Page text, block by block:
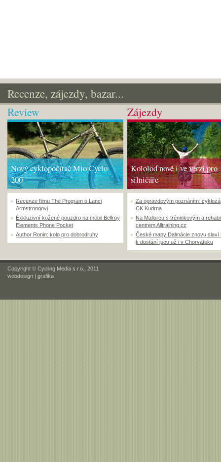
Recenze, zájezdy, bazar...
Review
Nový cyklopočítač Mio Cyclo
200
Recenze filmu The Program o Lanci
Armstrongovi
Exkluzivní kožené pouzdro na mobil Bellroy
Elements Phone Pocket
Author Ronin: kolo pro dobrodruhy
Zájezdy
Kololoď nově i ve verzi pro
silničáře
Za opravdovým poznáním:
CK Kudrna
Na Mallorcu s tréninkovým a
centrem Alltraining.cz
České mapy Dalmácie znovu slaví
k dostání jsou už i v Chorvatsku
Copyright © Cycling Media s.r.o., 2011
webdesign | grafika